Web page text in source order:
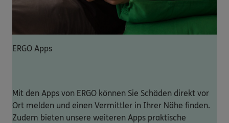
ERGO Apps
Mit den Apps von ERGO können Sie Schäden direkt vor
Ort melden und einen Vermittler in Ihrer Nähe finden.
Zudem bieten unsere weiteren Apps praktische